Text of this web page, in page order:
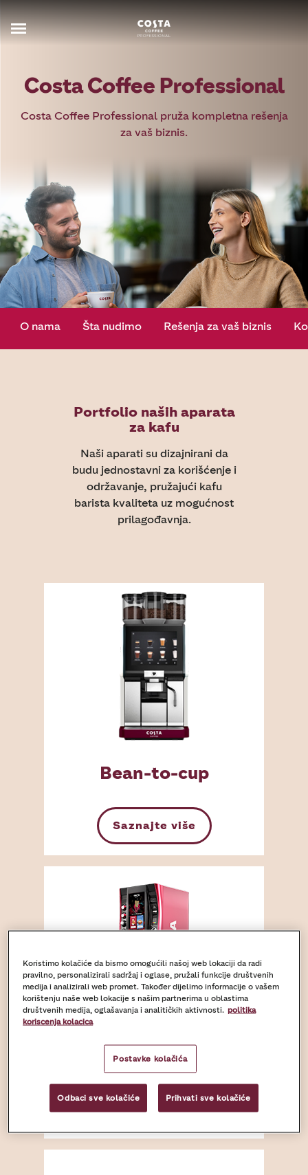
Costa Coffee Professional
Costa Coffee Professional pruža kompletna rešenja
za vaš biznis.
O nama Šta nudimo Rešenja za vaš biznis
Portfolio naših aparata
za kafu
Naši aparati su dizajnirani da
budu jednostavni za korišćenje i
održavanje, pružajući kafu
barista kvaliteta uz mogućnost
prilagođavnja.
Bean-to-cup
Saznajte više
Samostojeći
Saznajte više
Koristimo kolačiće da bismo omogućili našoj web lokaciji da radi
pravilno, personalizirali sadržaj i oglase, pružali funkcije društvenih
medija i analizirali web promet. Također dijelimo informacije o vašem
korištenju naše web lokacije s našim partnerima u oblastima
društvenih medija, oglašavanja i analitičkih aktivnosti. politika
koriscenja kolacica
Postavke kolačića
Odbaci sve kolačiće Prihvati sve kolačiće